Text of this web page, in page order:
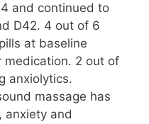
and continued to
D42. 4 out of 6
at baseline
medication. 2 out of
anxiolytics.
massage has
anxiety and